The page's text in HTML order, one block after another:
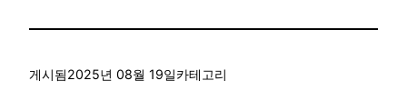
게시됨2025년 08월 19일카테고리